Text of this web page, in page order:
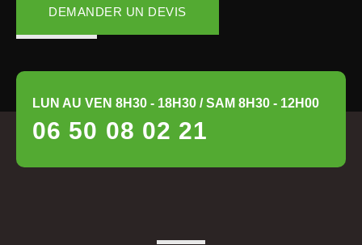
DEMANDER UN DEVIS
LUN AU VEN 8H30 - 18H30 / SAM 8H30 - 12H00
06 50 08 02 21